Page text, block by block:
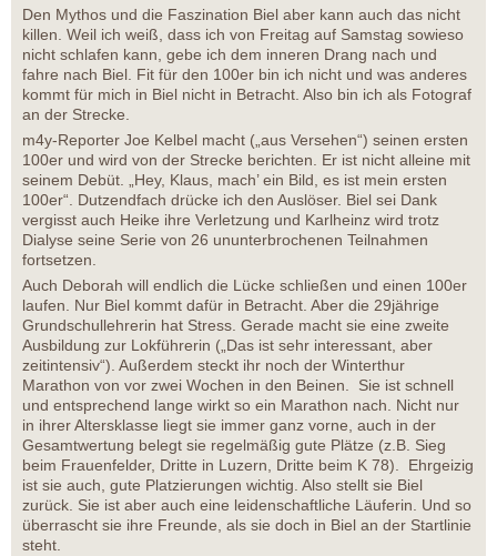
Den Mythos und die Faszination Biel aber kann auch das nicht
killen. Weil ich weiß, dass ich von Freitag auf Samstag sowieso
nicht schlafen kann, gebe ich dem inneren Drang nach und
fahre nach Biel. Fit für den 100er bin ich nicht und was anderes
kommt für mich in Biel nicht in Betracht. Also bin ich als Fotograf
an der Strecke.
m4y-Reporter Joe Kelbel macht („aus Versehen“) seinen ersten
100er und wird von der Strecke berichten. Er ist nicht alleine mit
seinem Debüt. „Hey, Klaus, mach’ ein Bild, es ist mein ersten
100er“. Dutzendfach drücke ich den Auslöser. Biel sei Dank
vergisst auch Heike ihre Verletzung und Karlheinz wird trotz
Dialyse seine Serie von 26 ununterbrochenen Teilnahmen
fortsetzen.
Auch Deborah will endlich die Lücke schließen und einen 100er
laufen. Nur Biel kommt dafür in Betracht. Aber die 29jährige
Grundschullehrerin hat Stress. Gerade macht sie eine zweite
Ausbildung zur Lokführerin („Das ist sehr interessant, aber
zeitintensiv“). Außerdem steckt ihr noch der Winterthur
Marathon von vor zwei Wochen in den Beinen. Sie ist schnell
und entsprechend lange wirkt so ein Marathon nach. Nicht nur
in ihrer Altersklasse liegt sie immer ganz vorne, auch in der
Gesamtwertung belegt sie regelmäßig gute Plätze (z.B. Sieg
beim Frauenfelder, Dritte in Luzern, Dritte beim K 78). Ehrgeizig
ist sie auch, gute Platzierungen wichtig. Also stellt sie Biel
zurück. Sie ist aber auch eine leidenschaftliche Läuferin. Und so
überrascht sie ihre Freunde, als sie doch in Biel an der Startlinie
steht.